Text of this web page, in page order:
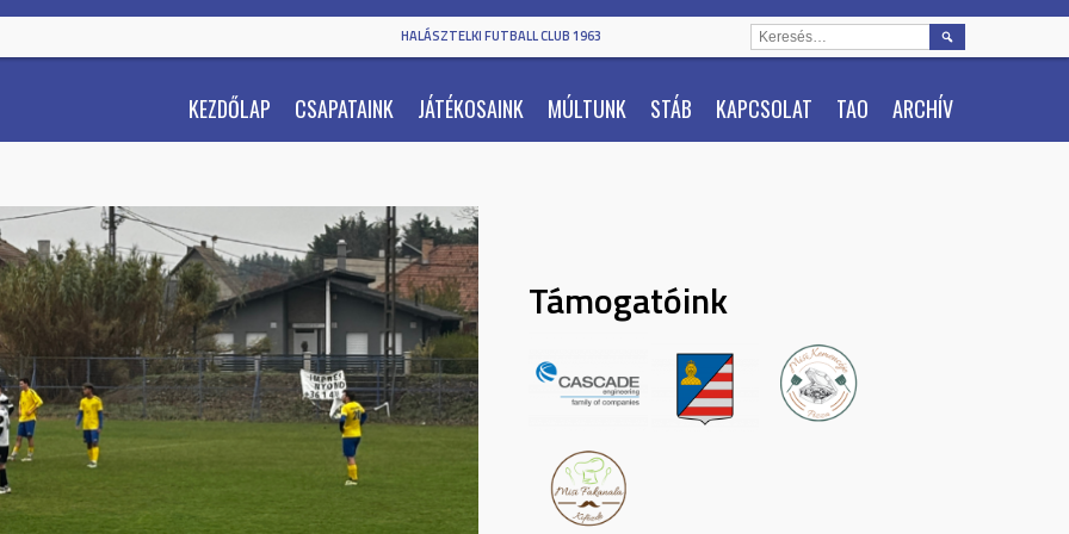
HALÁSZTELKI FUTBALL CLUB 1963
KEZDŐLAP CSAPATAINK JÁTÉKOSAINK MÚLTUNK STÁB KAPCSOLAT TAO ARCHÍV
KERESÉS:
Támogatóink